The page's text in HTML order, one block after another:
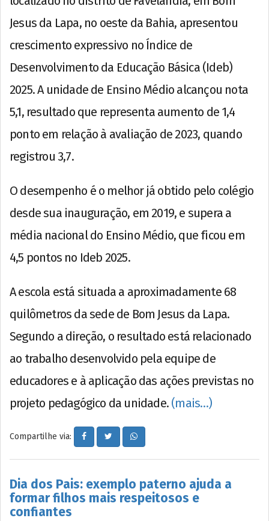
Jesus da Lapa, no oeste da Bahia, apresentou
crescimento expressivo no Índice de
Desenvolvimento da Educação Básica (Ideb)
2025. A unidade de Ensino Médio alcançou nota
5,1, resultado que representa aumento de 1,4
ponto em relação à avaliação de 2023, quando
registrou 3,7.
O desempenho é o melhor já obtido pelo colégio
desde sua inauguração, em 2019, e supera a
média nacional do Ensino Médio, que ficou em
4,5 pontos no Ideb 2025.
A escola está situada a aproximadamente 68
quilômetros da sede de Bom Jesus da Lapa.
Segundo a direção, o resultado está relacionado
ao trabalho desenvolvido pela equipe de
educadores e à aplicação das ações previstas no
projeto pedagógico da unidade. (mais…)
Compartilhe via:
Dia dos Pais: exemplo paterno ajuda a
formar filhos mais respeitosos e
confiantes